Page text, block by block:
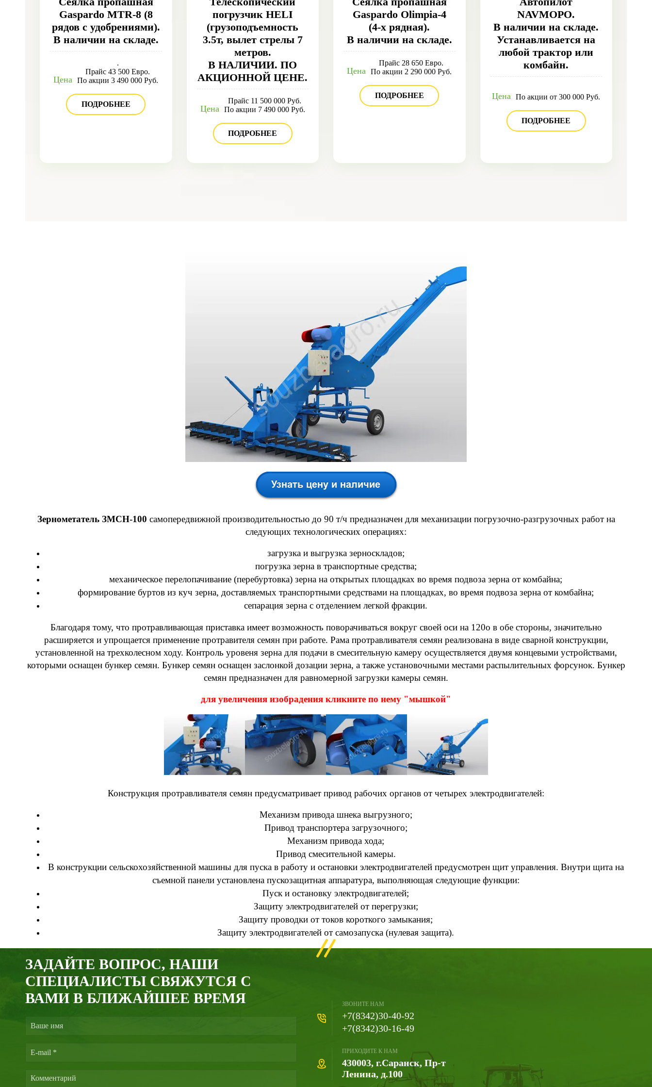
Gaspardo MTR-8 (8
рядов с удобрениями).
В наличии на складе.
Цена
.
Прайс 43 500 Евро.
По акции 3 490 000 Руб.
ПОДРОБНЕЕ
погрузчик HELI
(грузоподъемность
3.5т, вылет стрелы 7
метров.
В НАЛИЧИИ. ПО
АКЦИОННОЙ ЦЕНЕ.
Цена
Прайс 11 500 000 Руб.
По акции 7 490 000 Руб.
ПОДРОБНЕЕ
Gaspardo Olimpia-4
(4-х рядная).
В наличии на складе.
Цена
Прайс 28 650 Евро.
По акции 2 290 000 Руб.
ПОДРОБНЕЕ
NAVMOPO.
В наличии на складе.
Устанавливается на
любой трактор или
комбайн.
Цена По акции от 300 000 Руб.
ПОДРОБНЕЕ
Зернометатель ЗМСН-100 самопередвижной производительностью до 90 т/ч предназначен для механизации погрузочно-разгрузочных работ на
следующих технологических операциях:
загрузка и выгрузка зерноскладов;
погрузка зерна в транспортные средства;
механическое перелопачивание (перебуртовка) зерна на открытых площадках во время подвоза зерна от комбайна;
формирование буртов из куч зерна, доставляемых транспортными средствами на площадках, во время подвоза зерна от комбайна;
сепарация зерна с отделением легкой фракции.
Благодаря тому, что протравливающая приставка имеет возможность поворачиваться вокруг своей оси на 120o в обе стороны, значительно
расширяется и упрощается применение протравителя семян при работе. Рама протравливателя семян реализована в виде сварной конструкции,
установленной на трехколесном ходу. Контроль уровеня зерна для подачи в смесительную камеру осуществляется двумя концевыми устройствами,
которыми оснащен бункер семян. Бункер семян оснащен заслонкой дозации зерна, а также установочными местами распылительных форсунок. Бункер
семян предназначен для равномерной загрузки камеры семян.
для увеличения изобрадения кликните по нему "мышкой"
Конструкция протравливателя семян предусматривает привод рабочих органов от четырех электродвигателей:
Механизм привода шнека выгрузного;
Привод транспортера загрузочного;
Механизм привода хода;
Привод смесительной камеры.
В конструкции сельскохозяйственной машины для пуска в работу и остановки электродвигателей предусмотрен щит управления. Внутри щита на
съемной панели установлена пускозащитная аппаратура, выполняющая следующие функции:
Пуск и остановку электродвигателей;
Защиту электродвигателей от перегрузки;
Защиту проводки от токов короткого замыкания;
Защиту электродвигателей от самозапуска (нулевая защита).
+7(8342)30-40-92
+7(8342)30-16-49
ЗВОНИТЕ НАМ
ПРИХОДИТЕ К НАМ
430003, г.Саранск, Пр-т
Ленина, д.100
ЗАДАЙТЕ ВОПРОС, НАШИ
СПЕЦИАЛИСТЫ СВЯЖУТСЯ С
ВАМИ В БЛИЖАЙШЕЕ ВРЕМЯ